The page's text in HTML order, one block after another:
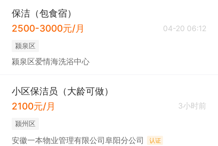
保洁（包食宿）
2500-3000元/月
04-20 06:12
颍泉区
颍泉区爱情海洗浴中心
小区保洁员（大龄可做）
2100元/月
3小时前
颍州区
安徽一本物业管理有限公司阜阳分公司 认证